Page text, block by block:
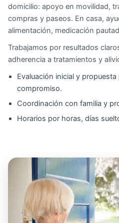
domicilio: apoyo en movilidad,
compras y paseos. En casa,
alimentación, medicación
Trabajamos por resultados
adherencia a tratamientos y
Evaluación inicial y
compromiso.
Coordinación con familia y
Horarios por horas, días